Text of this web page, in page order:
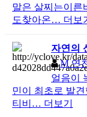
말은 살찌는이른
도찾아온… 더보
자연의
M연
얼음이
민이 최초로 발
티비… 더보기